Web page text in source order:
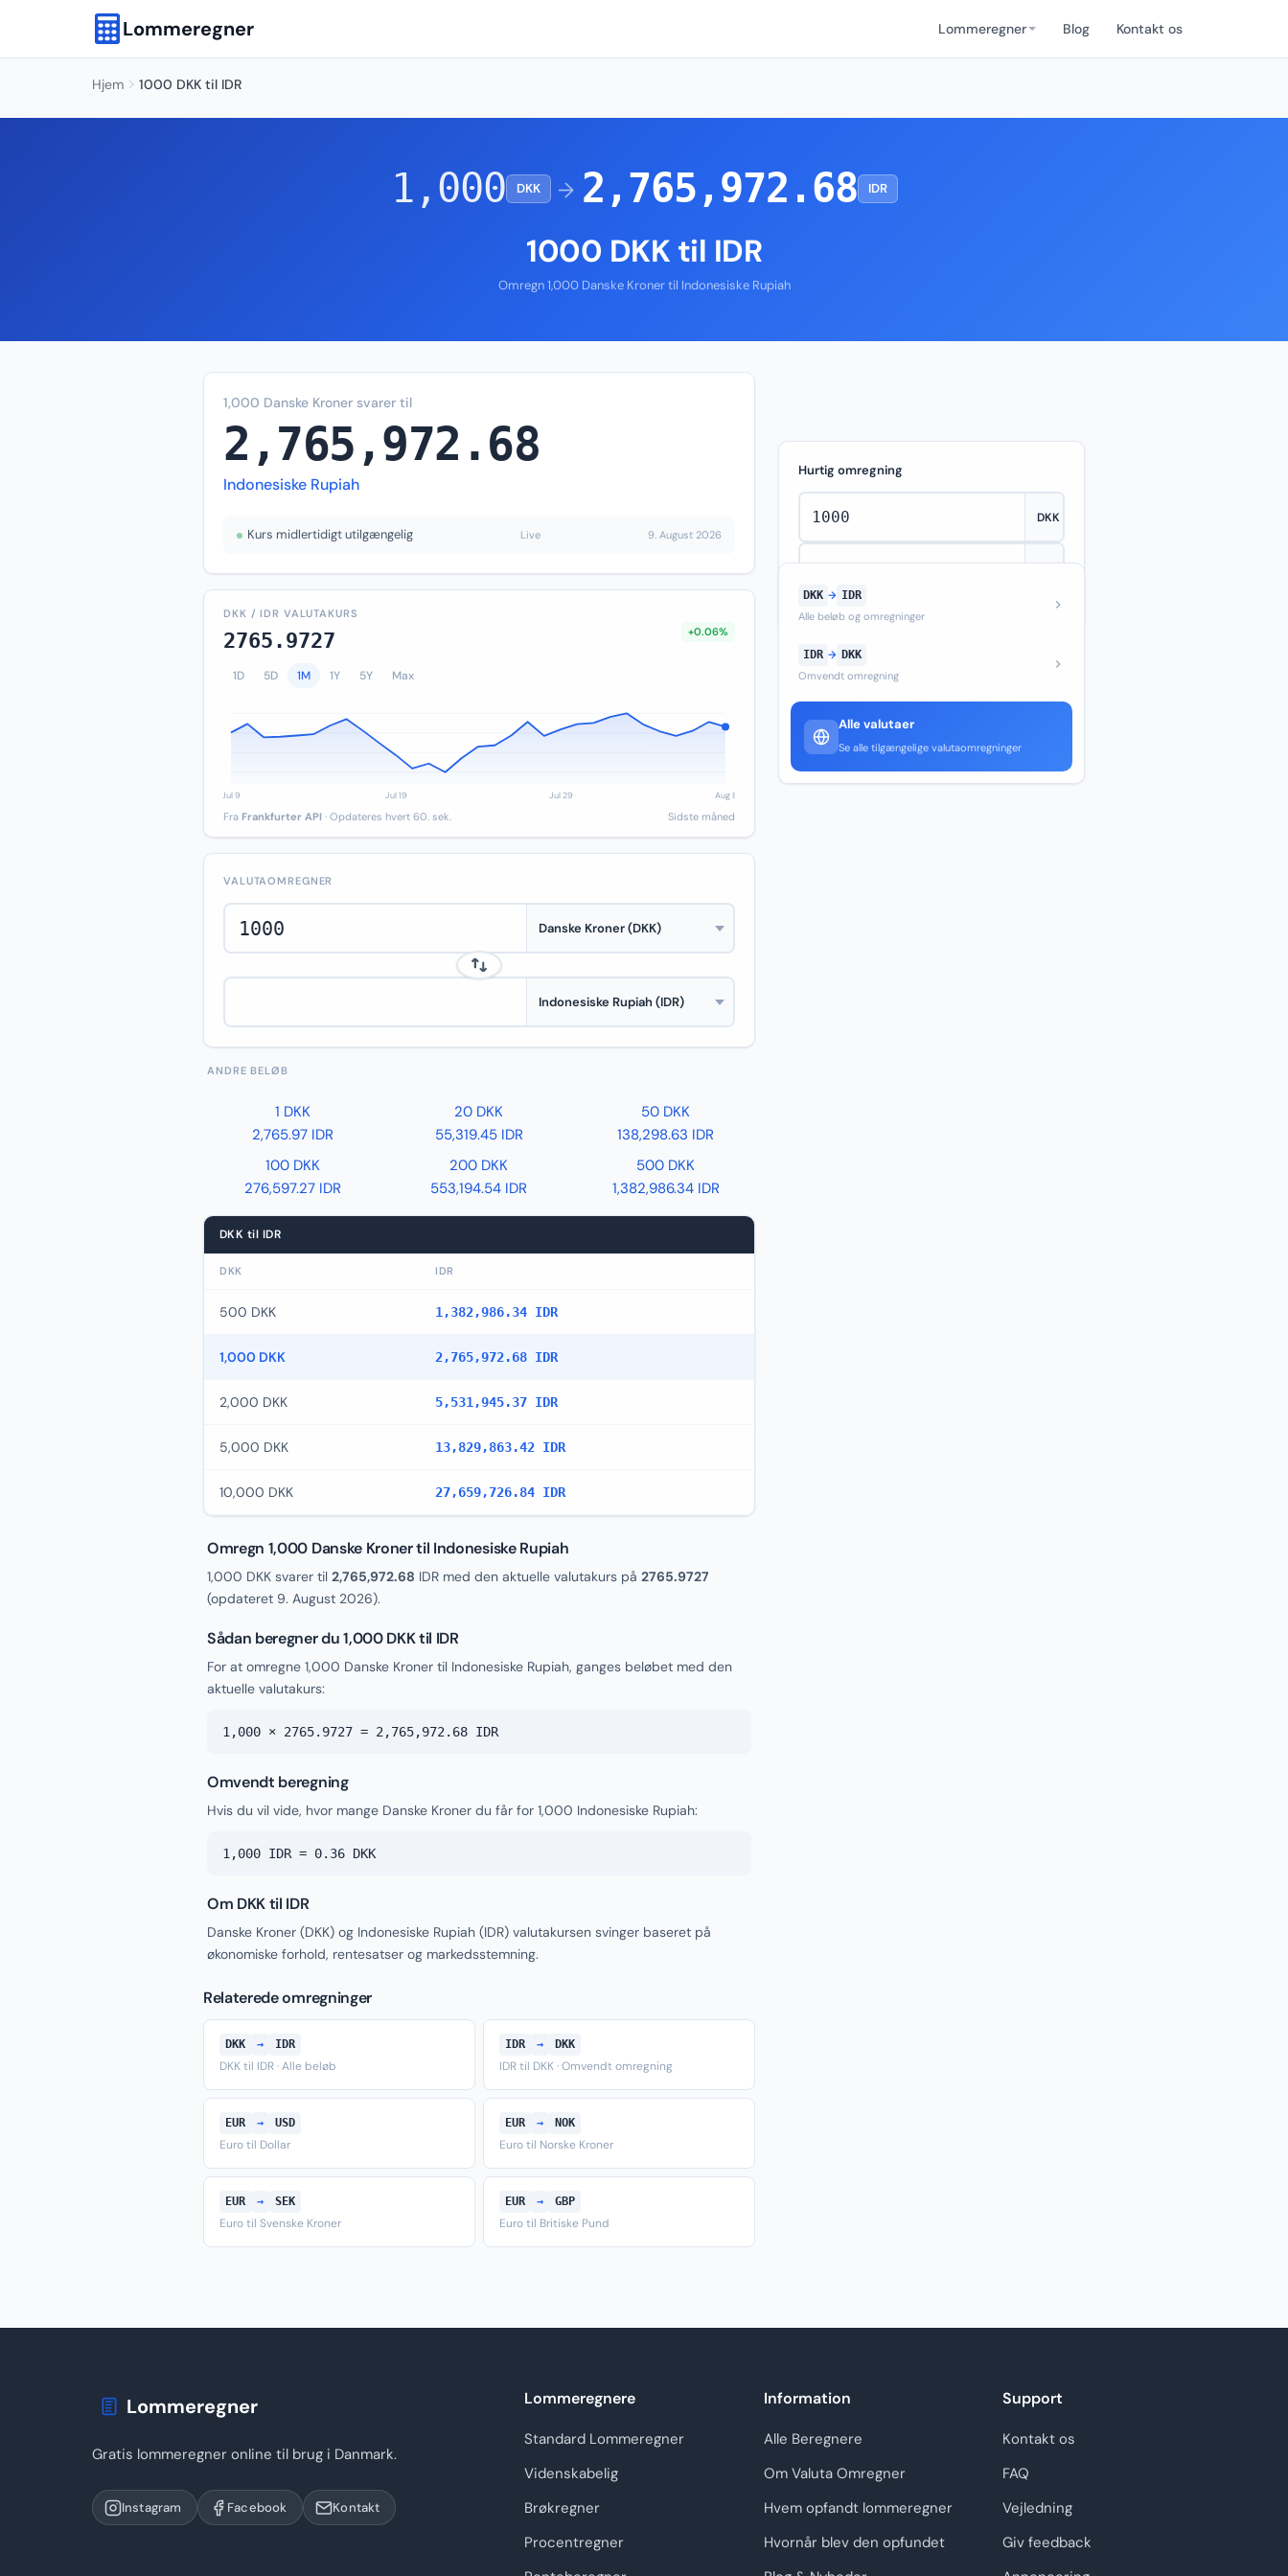
Lommeregner Lommeregner Blog Kontakt os
Hjem 1000 DKK til IDR
1,000 DKK → 2,765,972.68 IDR
1000 DKK til IDR
Omregn 1,000 Danske Kroner til Indonesiske Rupiah
1,000 Danske Kroner svarer til
2,765,972.68
Indonesiske Rupiah
Kurs midlertidigt utilgængelig Live 9. August 2026
DKK / IDR VALUTAKURS
2765.9727 +0.06%
1D 5D 1M 1Y 5Y Max
Fra Frankfurter API · Opdateres hvert 60. sek. Sidste måned
VALUTAOMREGNER
ANDRE BELØB
1 DKK
2,765.97 IDR
20 DKK
55,319.45 IDR
50 DKK
138,298.63 IDR
100 DKK
276,597.27 IDR
200 DKK
553,194.54 IDR
500 DKK
1,382,986.34 IDR
DKK til IDR
DKK IDR
500 DKK 1,382,986.34 IDR
1,000 DKK 2,765,972.68 IDR
2,000 DKK 5,531,945.37 IDR
5,000 DKK 13,829,863.42 IDR
10,000 DKK 27,659,726.84 IDR
Omregn 1,000 Danske Kroner til Indonesiske Rupiah
1,000 DKK svarer til 2,765,972.68 IDR med den aktuelle valutakurs på 2765.9727
(opdateret 9. August 2026).
Sådan beregner du 1,000 DKK til IDR
For at omregne 1,000 Danske Kroner til Indonesiske Rupiah, ganges beløbet med den
aktuelle valutakurs:
1,000 × 2765.9727 = 2,765,972.68 IDR
Omvendt beregning
Hvis du vil vide, hvor mange Danske Kroner du får for 1,000 Indonesiske Rupiah:
1,000 IDR = 0.36 DKK
Om DKK til IDR
Danske Kroner (DKK) og Indonesiske Rupiah (IDR) valutakursen svinger baseret på
økonomiske forhold, rentesatser og markedsstemning.
Relaterede omregninger
DKK → IDR
DKK til IDR · Alle beløb
IDR → DKK
IDR til DKK · Omvendt omregning
EUR → USD
Euro til Dollar
EUR → NOK
Euro til Norske Kroner
EUR → SEK
Euro til Svenske Kroner
EUR → GBP
Euro til Britiske Pund
Hurtig omregning
DKK → IDR
Alle beløb og omregninger
IDR → DKK
Omvendt omregning
Alle valutaer
Se alle tilgængelige valutaomregninger
Lommeregner
Gratis lommeregner online til brug i Danmark.
Instagram Facebook Kontakt
Lommeregnere
Standard Lommeregner
Videnskabelig
Brøkregner
Procentregner
Information
Alle Beregnere
Om Valuta Omregner
Hvem opfandt lommeregner
Hvornår blev den opfundet
Support
Kontakt os
FAQ
Vejledning
Giv feedback